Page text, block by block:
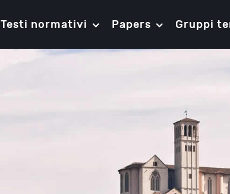
Testi normativi Papers Gruppi